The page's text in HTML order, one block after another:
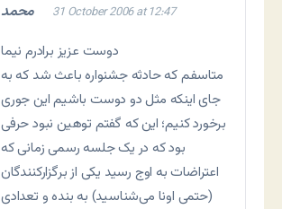
محمد 31 October 2006 at 12:47
دوست عزیز برادرم نیما
متاسفم که حادثه جشنواره باعث شد که به
جای اینکه مثل دو دوست باشیم این جوری
برخورد کنیم؛ این که گفتم توهین نبود حرفی
بود که در یک جلسه رسمی زمانی که
اعتراضات به اوج رسید یکی از برگزارکنندگان
(حتمی اونا می‌شناسید) به بنده و تعدادی